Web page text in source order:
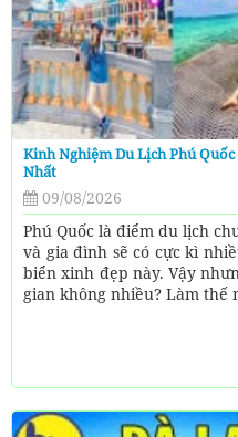
Kinh Nghiệm Du Lịch Phú
Nhất
09/08/2026
Phú Quốc là điểm du lịch
và gia đình sẽ có cực kì
biển xinh đẹp này. Vậy
gian không nhiều? Làm thế